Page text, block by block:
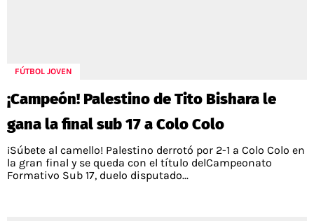
FÚTBOL JOVEN
¡Campeón! Palestino de Tito Bishara le
gana la final sub 17 a Colo Colo
¡Súbete al camello! Palestino derrotó por 2-1 a Colo Colo en
la gran final y se queda con el título delCampeonato
Formativo Sub 17, duelo disputado...